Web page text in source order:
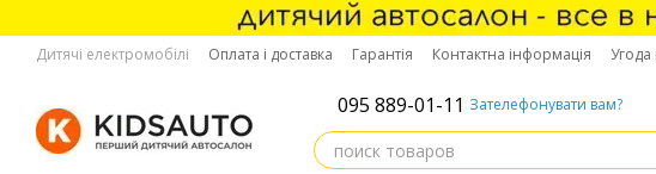
Перейти до основного контенту
Дитячі електромобілі Оплата і доставка Гарантія Контактна інформація Угода
095 889-01-11 Зателефонувати вам?